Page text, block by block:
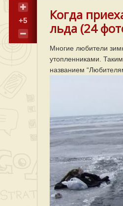
+5
Когда
льда (24
Многие любители
утопленниками.
названием